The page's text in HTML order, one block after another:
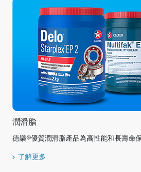
潤滑脂
德樂®優質潤滑脂產品為高性能和長壽命
了解更多